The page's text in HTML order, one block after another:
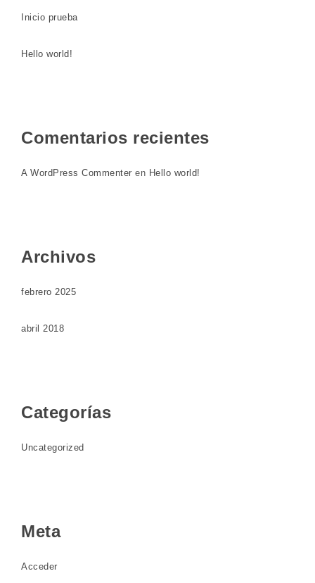
Inicio prueba
Hello world!
Comentarios recientes
A WordPress Commenter en Hello world!
Archivos
febrero 2025
abril 2018
Categorías
Uncategorized
Meta
Acceder